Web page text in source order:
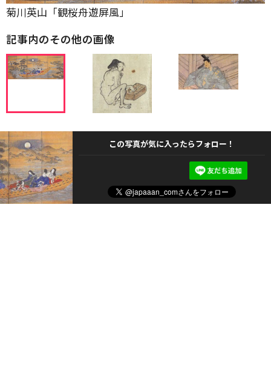
菊川英山「観桜舟遊屏風」
記事内のその他の画像
この写真が気に入ったらフォロー！